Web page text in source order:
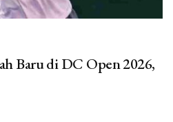
Baru di DC Open 2026,